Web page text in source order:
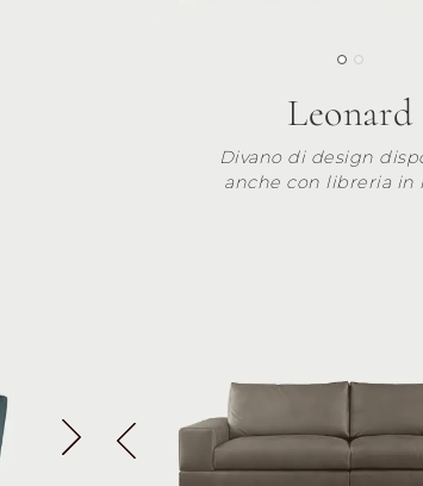
Leonard
Divano di design
anche con libreria in